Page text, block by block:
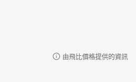
由飛比價格提供的資訊